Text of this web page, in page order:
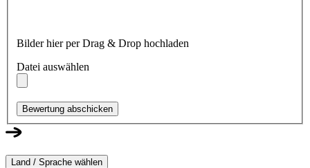
Bilder hier per Drag & Drop hochladen
Datei auswählen
Bewertung abschicken
Land / Sprache wählen